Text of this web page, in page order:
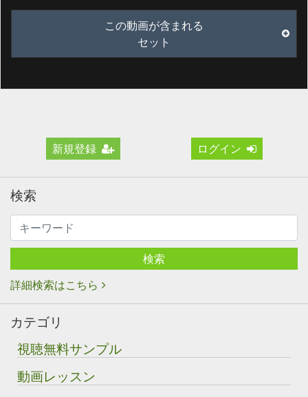
この動画が含まれる
セット
新規登録 ログイン
検索
検索
詳細検索はこちら
カテゴリ
視聴無料サンプル
動画レッスン